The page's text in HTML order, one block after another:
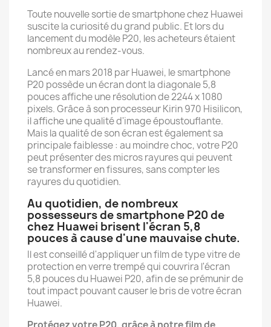
Toute nouvelle sortie de smartphone chez Huawei
suscite la curiosité du grand public. Et lors du
lancement du modèle P20, les acheteurs étaient
nombreux au rendez-vous.
Lancé en mars 2018 par Huawei, le smartphone
P20 possède un écran dont la diagonale 5,8
pouces affiche une résolution de 2244 x 1080
pixels. Grâce à son processeur Kirin 970 Hisilicon,
il affiche une qualité d'image époustouflante.
Mais la qualité de son écran est également sa
principale faiblesse : au moindre choc, votre P20
peut présenter des micros rayures qui peuvent
se transformer en fissures, sans compter les
rayures du quotidien.
Au quotidien, de nombreux
possesseurs de smartphone P20 de
chez Huawei brisent l'écran 5,8
pouces à cause d'une mauvaise chute.
Il est conseillé d'appliquer un film de type vitre de
protection en verre trempé qui couvrira l'écran
5,8 pouces du Huawei P20, afin de se prémunir de
tout impact pouvant causer le bris de votre écran
Huawei.